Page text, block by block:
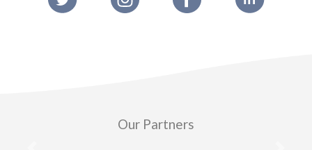
Our Partners